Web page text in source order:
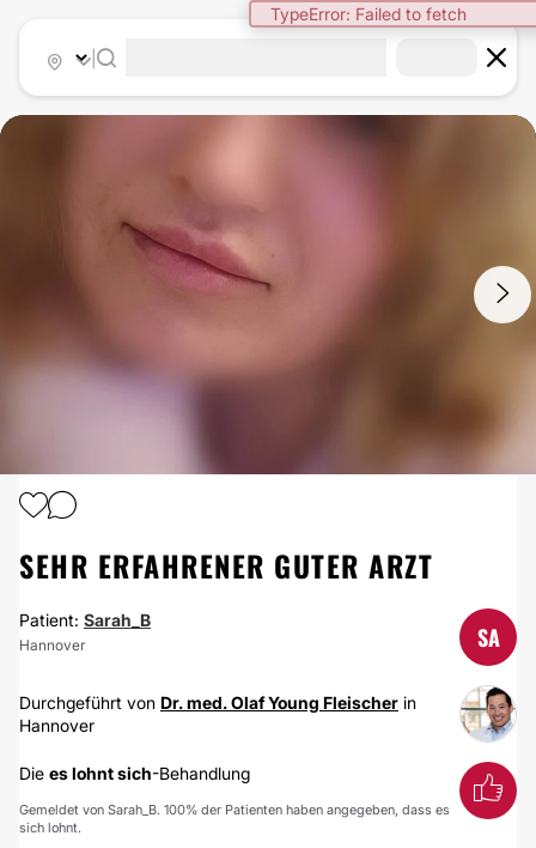
TypeError: Failed to fetch
SEHR ERFAHRENER GUTER ARZT
Patient: Sarah_B
Hannover SA
Durchgeführt von Dr. med. Olaf Young Fleischer in
Hannover
Die es lohnt sich-Behandlung
Gemeldet von Sarah_B. 100% der Patienten haben angegeben, dass es
sich lohnt.